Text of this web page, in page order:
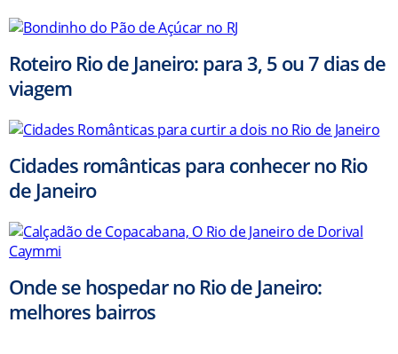
Roteiro Rio de Janeiro: para 3, 5 ou 7 dias de
viagem
Cidades românticas para conhecer no Rio
de Janeiro
Onde se hospedar no Rio de Janeiro:
melhores bairros